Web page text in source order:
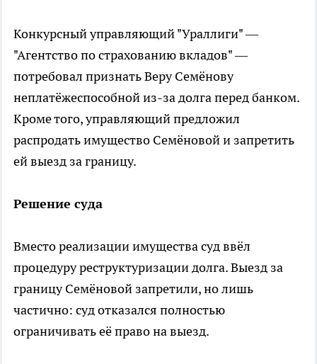
Конкурсный управляющий "Ураллиги" —
"Агентство по страхованию вкладов" —
потребовал признать Веру Семёнову
неплатёжеспособной из-за долга перед банком.
Кроме того, управляющий предложил
распродать имущество Семёновой и запретить
ей выезд за границу.
Решение суда
Вместо реализации имущества суд ввёл
процедуру реструктуризации долга. Выезд за
границу Семёновой запретили, но лишь
частично: суд отказался полностью
ограничивать её право на выезд.